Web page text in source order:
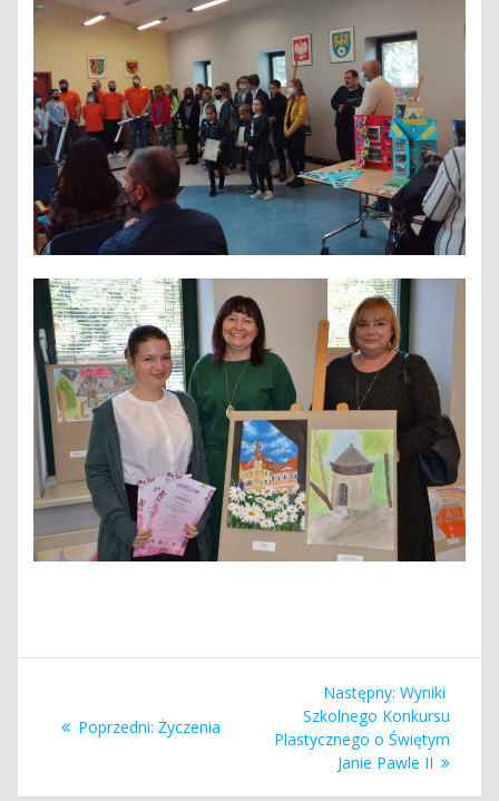
wpisu
Poprzedni: Poprzedni
Życzenia
Następny: Następny
wpis:
Wyniki
Szkolnego Konkursu
Plastycznego o Świętym
Janie Pawle II